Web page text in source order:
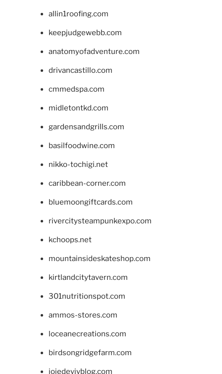
allin1roofing.com
keepjudgewebb.com
anatomyofadventure.com
drivancastillo.com
cmmedspa.com
midletontkd.com
gardensandgrills.com
basilfoodwine.com
nikko-tochigi.net
caribbean-corner.com
bluemoongiftcards.com
rivercitysteampunkexpo.com
kchoops.net
mountainsideskateshop.com
kirtlandcitytavern.com
301nutritionspot.com
ammos-stores.com
loceanecreations.com
birdsongridgefarm.com
joiedevivblog.com